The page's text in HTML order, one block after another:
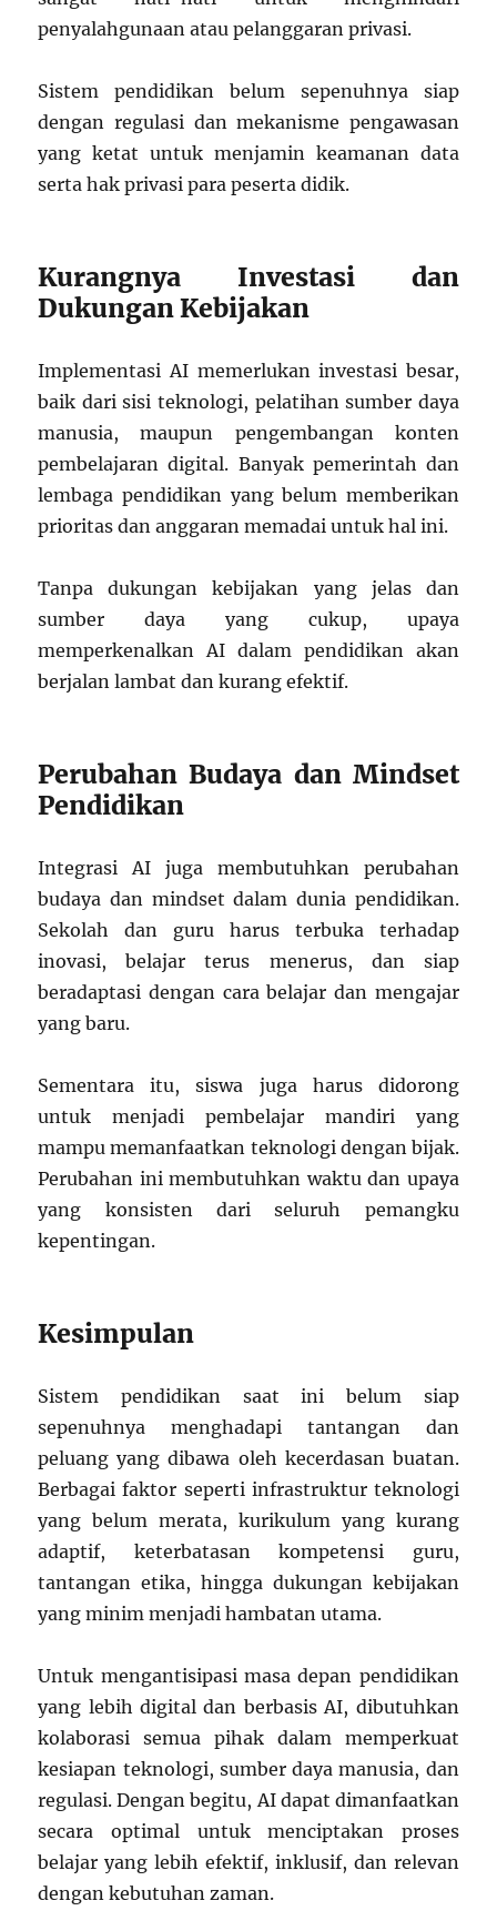
penyalahgunaan atau pelanggaran privasi.
Sistem pendidikan belum sepenuhnya siap
dengan regulasi dan mekanisme pengawasan
yang ketat untuk menjamin keamanan data
serta hak privasi para peserta didik.
Kurangnya Investasi dan
Dukungan Kebijakan
Implementasi AI memerlukan investasi besar,
baik dari sisi teknologi, pelatihan sumber daya
manusia, maupun pengembangan konten
pembelajaran digital. Banyak pemerintah dan
lembaga pendidikan yang belum memberikan
prioritas dan anggaran memadai untuk hal ini.
Tanpa dukungan kebijakan yang jelas dan
sumber daya yang cukup, upaya
memperkenalkan AI dalam pendidikan akan
berjalan lambat dan kurang efektif.
Perubahan Budaya dan Mindset
Pendidikan
Integrasi AI juga membutuhkan perubahan
budaya dan mindset dalam dunia pendidikan.
Sekolah dan guru harus terbuka terhadap
inovasi, belajar terus menerus, dan siap
beradaptasi dengan cara belajar dan mengajar
yang baru.
Sementara itu, siswa juga harus didorong
untuk menjadi pembelajar mandiri yang
mampu memanfaatkan teknologi dengan bijak.
Perubahan ini membutuhkan waktu dan upaya
yang konsisten dari seluruh pemangku
kepentingan.
Kesimpulan
Sistem pendidikan saat ini belum siap
sepenuhnya menghadapi tantangan dan
peluang yang dibawa oleh kecerdasan buatan.
Berbagai faktor seperti infrastruktur teknologi
yang belum merata, kurikulum yang kurang
adaptif, keterbatasan kompetensi guru,
tantangan etika, hingga dukungan kebijakan
yang minim menjadi hambatan utama.
Untuk mengantisipasi masa depan pendidikan
yang lebih digital dan berbasis AI, dibutuhkan
kolaborasi semua pihak dalam memperkuat
kesiapan teknologi, sumber daya manusia, dan
regulasi. Dengan begitu, AI dapat dimanfaatkan
secara optimal untuk menciptakan proses
belajar yang lebih efektif, inklusif, dan relevan
dengan kebutuhan zaman.